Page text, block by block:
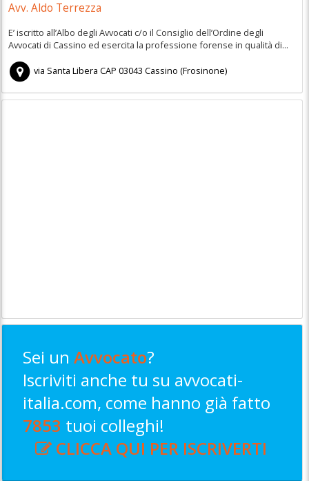
Avv. Aldo Terrezza
E’ iscritto all’Albo degli Avvocati c/o il Consiglio dell’Ordine degli
Avvocati di Cassino ed esercita la professione forense in qualità di...
via Santa Libera CAP03043 Cassino (Frosinone)
Sei unAvvocato?
Iscriviti anche tu su avvocati-
italia.com, come hanno già fatto
7853 tuoi colleghi!
CLICCA QUI PER ISCRIVERTI